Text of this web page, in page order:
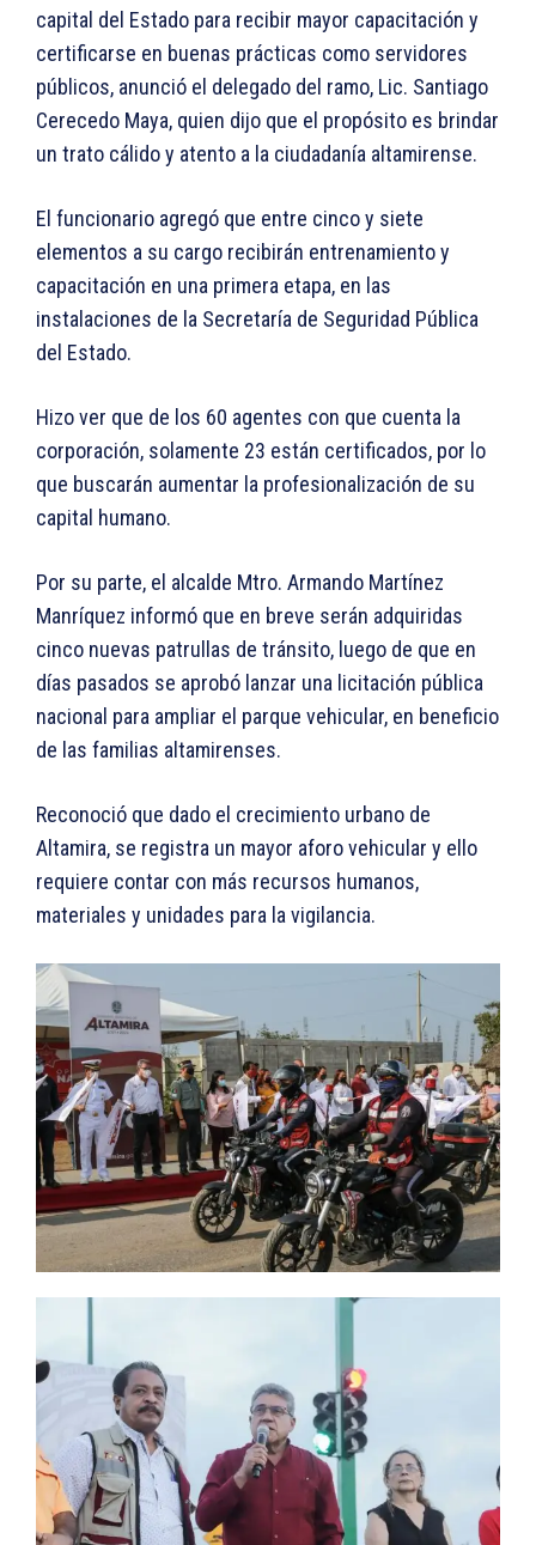
capital del Estado para recibir mayor capacitación y
certificarse en buenas prácticas como servidores
públicos, anunció el delegado del ramo, Lic. Santiago
Cerecedo Maya, quien dijo que el propósito es brindar
un trato cálido y atento a la ciudadanía altamirense.
El funcionario agregó que entre cinco y siete
elementos a su cargo recibirán entrenamiento y
capacitación en una primera etapa, en las
instalaciones de la Secretaría de Seguridad Pública
del Estado.
Hizo ver que de los 60 agentes con que cuenta la
corporación, solamente 23 están certificados, por lo
que buscarán aumentar la profesionalización de su
capital humano.
Por su parte, el alcalde Mtro. Armando Martínez
Manríquez informó que en breve serán adquiridas
cinco nuevas patrullas de tránsito, luego de que en
días pasados se aprobó lanzar una licitación pública
nacional para ampliar el parque vehicular, en beneficio
de las familias altamirenses.
Reconoció que dado el crecimiento urbano de
Altamira, se registra un mayor aforo vehicular y ello
requiere contar con más recursos humanos,
materiales y unidades para la vigilancia.